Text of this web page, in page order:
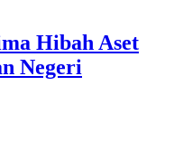
Hibah Aset
Negeri